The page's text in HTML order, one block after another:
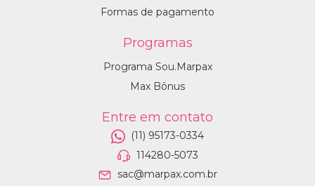
Formas de pagamento
Programas
Programa Sou.Marpax
Max Bônus
Entre em contato
(11) 95173-0334
114280-5073
sac@marpax.com.br